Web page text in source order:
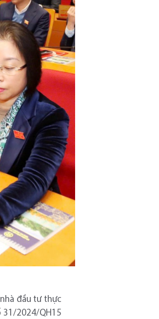
đầu tư thực
31/2024/QH15